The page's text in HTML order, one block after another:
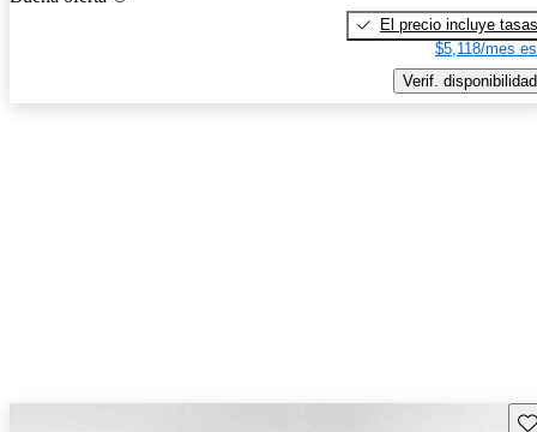
El precio incluye tasas
$5,118/mes
Verif. disponibilidad